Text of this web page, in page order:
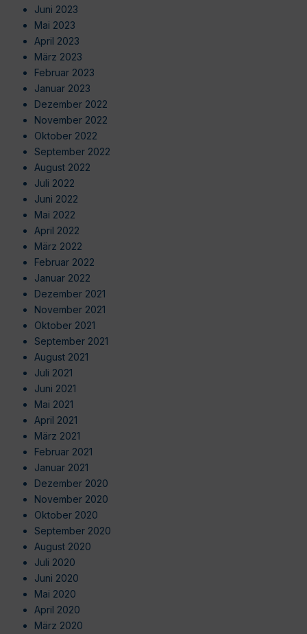
Juni 2023
Mai 2023
April 2023
März 2023
Februar 2023
Januar 2023
Dezember 2022
November 2022
Oktober 2022
September 2022
August 2022
Juli 2022
Juni 2022
Mai 2022
April 2022
März 2022
Februar 2022
Januar 2022
Dezember 2021
November 2021
Oktober 2021
September 2021
August 2021
Juli 2021
Juni 2021
Mai 2021
April 2021
März 2021
Februar 2021
Januar 2021
Dezember 2020
November 2020
Oktober 2020
September 2020
August 2020
Juli 2020
Juni 2020
Mai 2020
April 2020
März 2020